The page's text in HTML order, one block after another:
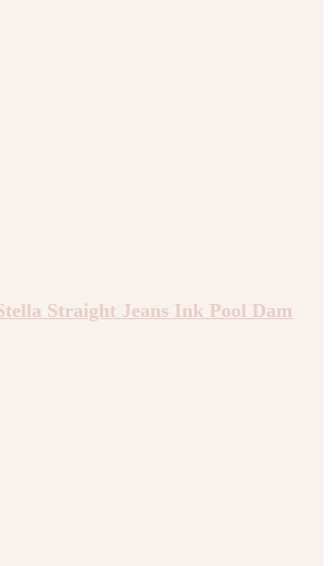
Straight Jeans Ink Pool Dam